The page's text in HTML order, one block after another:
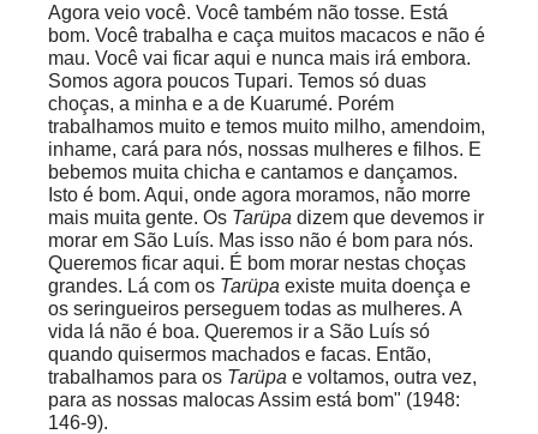
Agora veio você. Você também não tosse. Está
bom. Você trabalha e caça muitos macacos e não é
mau. Você vai ficar aqui e nunca mais irá embora.
Somos agora poucos Tupari. Temos só duas
choças, a minha e a de Kuarumé. Porém
trabalhamos muito e temos muito milho, amendoim,
inhame, cará para nós, nossas mulheres e filhos. E
bebemos muita chicha e cantamos e dançamos.
Isto é bom. Aqui, onde agora moramos, não morre
mais muita gente. Os Tarüpa dizem que devemos ir
morar em São Luís. Mas isso não é bom para nós.
Queremos ficar aqui. É bom morar nestas choças
grandes. Lá com os Tarüpa existe muita doença e
os seringueiros perseguem todas as mulheres. A
vida lá não é boa. Queremos ir a São Luís só
quando quisermos machados e facas. Então,
trabalhamos para os Tarüpa e voltamos, outra vez,
para as nossas malocas Assim está bom" (1948:
146-9).